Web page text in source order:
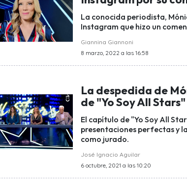
La conocida periodista,
Instagram que hizo un
Giannina Giannoni
8 marzo, 2022 a las 16:58
La despedida de
de "Yo Soy All Stars"
El capítulo de "Yo Soy All
presentaciones perfectas y
como jurado.
José Ignacio Aguilar
6 octubre, 2021 a las 10:20